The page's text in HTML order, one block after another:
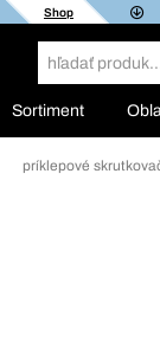
Shop
Sortiment
a príklepové